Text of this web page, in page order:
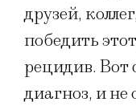
друзей,
победить
рецидив. Вот
диагноз, и не